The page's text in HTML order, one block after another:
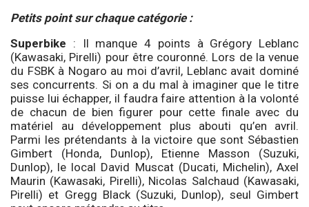
Petits point sur chaque catégorie :
Superbike : Il manque 4 points à Grégory Leblanc
(Kawasaki, Pirelli) pour être couronné. Lors de la venue
du FSBK à Nogaro au moi d’avril, Leblanc avait dominé
ses concurrents. Si on a du mal à imaginer que le titre
puisse lui échapper, il faudra faire attention à la volonté
de chacun de bien figurer pour cette finale avec du
matériel au développement plus abouti qu’en avril.
Parmi les prétendants à la victoire que sont Sébastien
Gimbert (Honda, Dunlop), Etienne Masson (Suzuki,
Dunlop), le local David Muscat (Ducati, Michelin), Axel
Maurin (Kawasaki, Pirelli), Nicolas Salchaud (Kawasaki,
Pirelli) et Gregg Black (Suzuki, Dunlop), seul Gimbert